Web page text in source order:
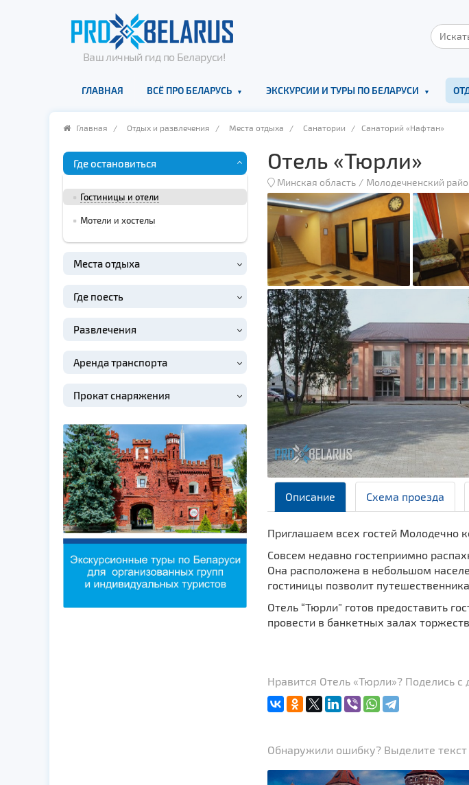
Ваш личный гид по Беларуси!
ГЛАВНАЯ ВСЁ ПРО БЕЛАРУСЬ ЭКСКУРСИИ И ТУРЫ ПО БЕЛАРУСИ
Главная / Отдых и развлечения / Места отдыха / Санатории / Санаторий «Нафтан»
Где остановиться
Гостиницы и отели
Мотели и хостелы
Места отдыха
Где поесть
Развлечения
Аренда транспорта
Прокат снаряжения
Отель «Тюрли»
Минская область Молодечненский
Описание Схема проезда
Приглашаем всех гостей Молодечно
Совсем недавно гостеприимно
Она расположена в небольшом
гостиницы позволит
Отель “Тюрли” готов предоставить
провести в банкетных залах
Нравится Отель «Тюрли»? Поделись с
Обнаружили ошибку? Выделите